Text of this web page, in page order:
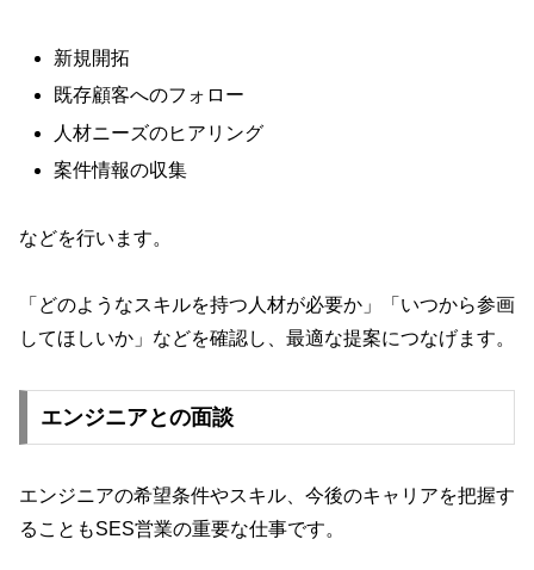
新規開拓
既存顧客へのフォロー
人材ニーズのヒアリング
案件情報の収集
などを行います。
「どのようなスキルを持つ人材が必要か」「いつから参画
してほしいか」などを確認し、最適な提案につなげます。
エンジニアとの面談
エンジニアの希望条件やスキル、今後のキャリアを把握す
ることもSES営業の重要な仕事です。